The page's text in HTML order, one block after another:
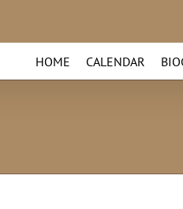
HOME CALENDAR